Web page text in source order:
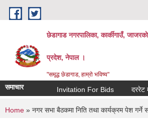
Skip to main content
छेडागाड नगरपालिका, कार्कीगाउँ,
प्रदेश, नेपाल ।
"समृद्ध छेडागाड, हाम्रो भविष्य"
समाचार Invitation For Bids दररेट माग
You are here
Home » नगर सभा बैठकमा निति तथा कार्यक्रम पेश गर्ने